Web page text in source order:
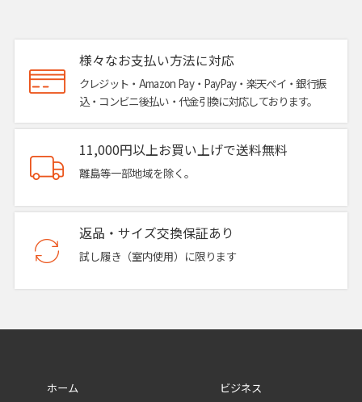
様々なお支払い方法に対応
クレジット・Amazon Pay・PayPay・楽天ペイ・銀行振
込・コンビニ後払い・代金引換に対応しております。
11,000円以上お買い上げで送料無料
離島等一部地域を除く。
返品・サイズ交換保証あり
試し履き（室内使用）に限ります
ホーム ビジネス